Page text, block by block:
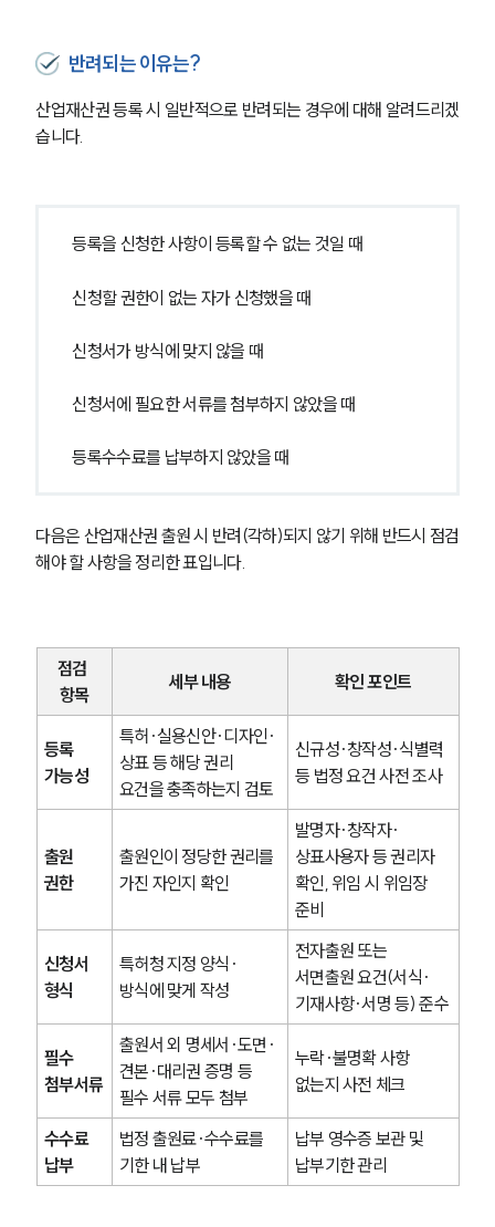
반려되는 이유는?
산업재산권 등록 시 일반적으로 반려되는 경우에 대해 알려드리겠
습니다.
등록을 신청한 사항이 등록할 수 없는 것일 때
신청할 권한이 없는 자가 신청했을 때
신청서가 방식에 맞지 않을 때
신청서에 필요한 서류를 첨부하지 않았을 때
등록수수료를 납부하지 않았을 때
다음은 산업재산권 출원 시 반려(각하)되지 않기 위해 반드시 점검
해야 할 사항을 정리한 표입니다.
점검
항목
세부 내용 확인 포인트
등록
가능성
특허·실용신안·디자인·
상표 등 해당 권리
요건을 충족하는지 검토
신규성·창작성·식별력
등 법정 요건 사전 조사
출원
권한
출원인이 정당한 권리를
가진 자인지 확인
발명자·창작자·
상표사용자 등 권리자
확인, 위임 시 위임장
준비
신청서
형식
특허청 지정 양식·
방식에 맞게 작성
전자출원 또는
서면출원 요건(서식·
기재사항·서명 등) 준수
필수
첨부서류
출원서 외 명세서·도면·
견본·대리권 증명 등
필수 서류 모두 첨부
누락·불명확 사항
없는지 사전 체크
수수료
납부
법정 출원료·수수료를
기한 내 납부
납부 영수증 보관 및
납부기한 관리